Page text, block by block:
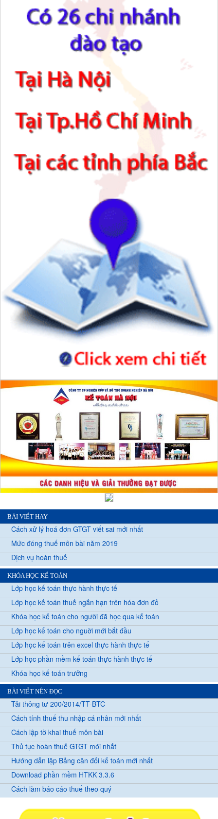
BÀI VIẾT HAY
Cách xử lý hoá đơn GTGT viết sai mới nhất
Mức đóng thuế môn bài năm 2019
Dịch vụ hoàn thuế
KHÓA HỌC KẾ TOÁN
Lớp học kế toán thực hành thực tế
Lớp học kế toán thuế ngắn hạn trên hóa đơn đỏ
Khóa học kế toán cho người đã học qua kế toán
Lớp học kế toán cho nguời mới bắt đầu
Lớp học kế toán trên excel thực hành thực tế
Lớp học phần mềm kế toán thực hành thực tế
Khóa học kế toán trưởng
BÀI VIẾT NÊN ĐỌC
Tải thông tư 200/2014/TT-BTC
Cách tính thuế thu nhập cá nhân mới nhất
Cách lập tờ khai thuế môn bài
Thủ tục hoàn thuế GTGT mới nhất
Hướng dẫn lập Bảng cân đối kế toán mới nhất
Download phần mềm HTKK 3.3.6
Cách làm báo cáo thuế theo quý